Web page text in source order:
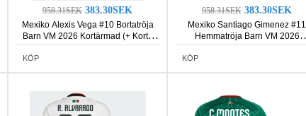
958.31SEK 383.30SEK
Mexiko Alexis Vega #10 Bortatröja
Barn VM 2026 Kortärmad (+ Korta
byxor)
KÖP
958.31SEK 383.30SEK
Mexiko Santiago Gimenez #11
Hemmatröja Barn VM 2026
Kortärmad (+ Korta byxor)
KÖP